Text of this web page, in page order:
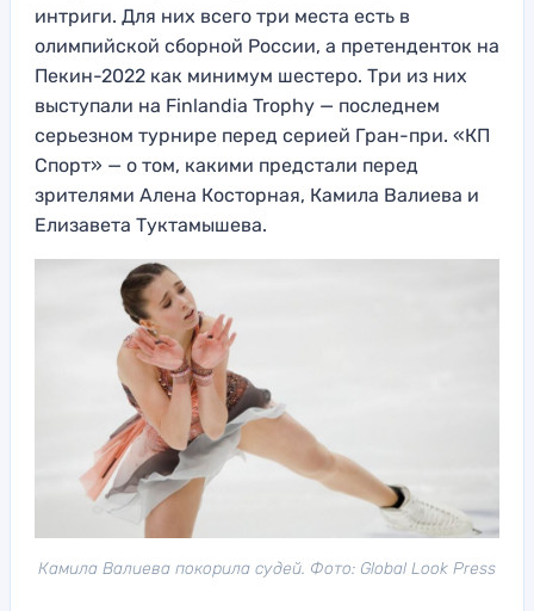
интриги. Для них всего три места есть в
олимпийской сборной России, а претенденток на
Пекин-2022 как минимум шестеро. Три из них
выступали на Finlandia Trophy — последнем
серьезном турнире перед серией Гран-при. «КП
Спорт» — о том, какими предстали перед
зрителями Алена Косторная, Камила Валиева и
Елизавета Туктамышева.
Камила Валиева покорила судей. Фото: Global Look Press